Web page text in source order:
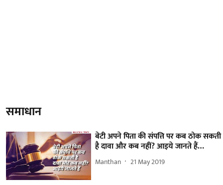
समाधान
बेटी अपने पिता की संपत्ति पर कब ठोक सकती
है दावा और कब नहीं? आइये जानते हैं…
Manthan 21 May 2019